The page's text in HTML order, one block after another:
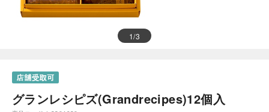
1/3
グランレシピズ(Grandrecipes)12個入